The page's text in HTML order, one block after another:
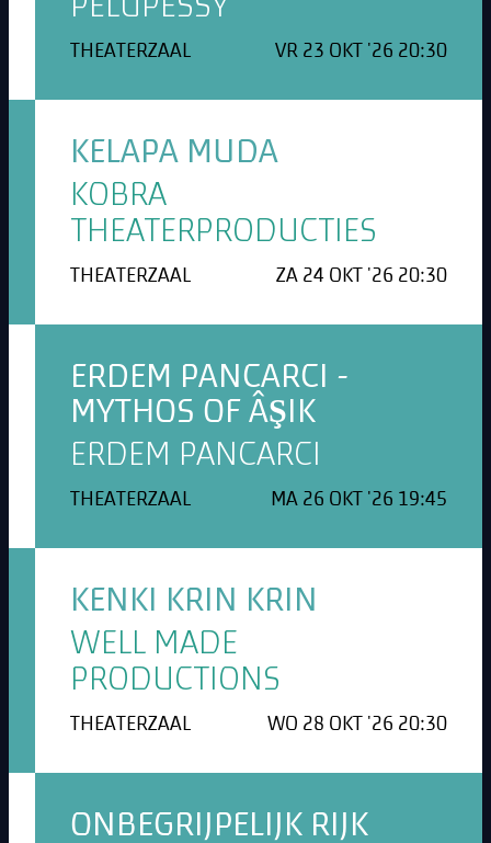
PELUPESSY
THEATERZAAL VR 23 OKT '26 20:30
KELAPA MUDA
KOBRA
THEATERPRODUCTIES
THEATERZAAL ZA 24 OKT '26 20:30
ERDEM PANCARCI -
MYTHOS OF ÂŞIK
ERDEM PANCARCI
THEATERZAAL MA 26 OKT '26 19:45
KENKI KRIN KRIN
WELL MADE
PRODUCTIONS
THEATERZAAL WO 28 OKT '26 20:30
ONBEGRIJPELIJK RIJK